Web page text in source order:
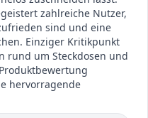
zahlreiche Nutzer,
sind und eine
Einziger Kritikpunkt
rund um Steckdosen und
hervorragende